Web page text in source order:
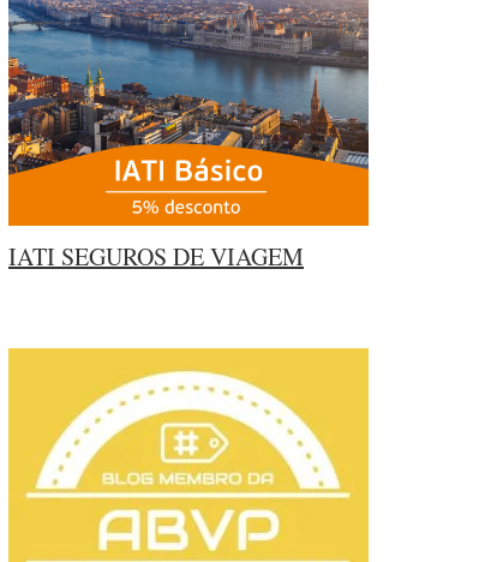
IATI SEGUROS DE VIAGEM